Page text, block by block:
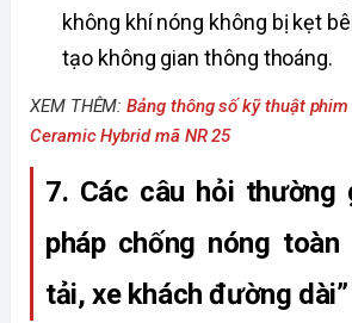
không khí nóng không bị kẹt
tạo không gian thông thoáng.
XEM THÊM:Bảng thông số kỹ thuật
Ceramic Hybrid mã NR 25
7. Các câu hỏi thường
pháp chống nóng
tải, xe khách đường dài”